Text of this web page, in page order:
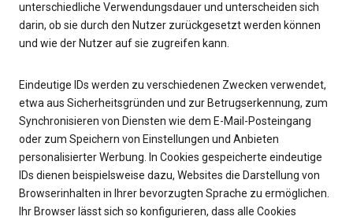
unterschiedliche Verwendungsdauer und unterscheiden sich
darin, ob sie durch den Nutzer zurückgesetzt werden können
und wie der Nutzer auf sie zugreifen kann.
Eindeutige IDs werden zu verschiedenen Zwecken verwendet,
etwa aus Sicherheitsgründen und zur Betrugserkennung, zum
Synchronisieren von Diensten wie dem E-Mail-Posteingang
oder zum Speichern von Einstellungen und Anbieten
personalisierter Werbung. In Cookies gespeicherte eindeutige
IDs dienen beispielsweise dazu, Websites die Darstellung von
Browserinhalten in Ihrer bevorzugten Sprache zu ermöglichen.
Ihr Browser lässt sich so konfigurieren, dass alle Cookies